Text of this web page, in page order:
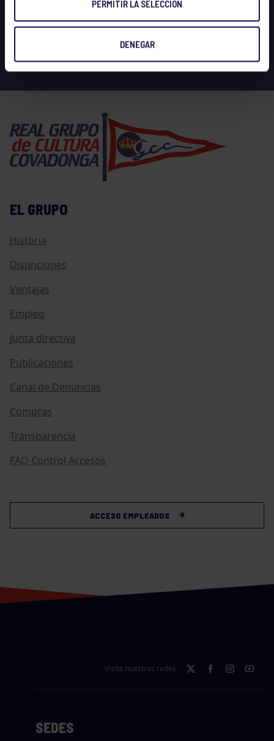
PERMITIR LA SELECCIÓN
DENEGAR
EL GRUPO
Historia
Distinciones
Ventajas
Empleo
Junta directiva
Publicaciones
Canal de Denuncias
Compras
Transparencia
FAQ Control Accesos
ACCESO EMPLEADOS
Visita nuestras redes
SEDES